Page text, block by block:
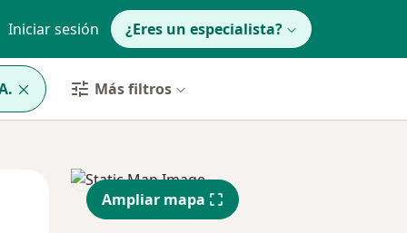
Iniciar sesión ¿Eres un especialista?
Más filtros
Jue
13 Ago
Vie
14 Ago
Ampliar mapa